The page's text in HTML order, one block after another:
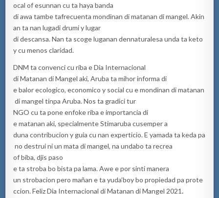
ocal of esunnan cu ta haya banda
di awa tambe tafrecuenta mondinan di matanan di mangel. Akin
an ta nan lugadi drumi y lugar
di descansa. Nan ta scoge luganan dennaturalesa unda ta keto
y cu menos claridad.
DNM ta convenci cu riba e Dia Internacional
di Matanan di Mangel aki, Aruba ta mihor informa di
e balor ecologico, economico y social cu e mondinan di matanan
di mangel tinpa Aruba. Nos ta gradici tur
NGO cu ta pone enfoke riba e importancia di
e matanan aki, specialmente Stimaruba cusemper a
duna contribucion y guia cu nan experticio. E yamada ta keda pa
no destrui ni un mata di mangel, na undabo ta recrea
of biba, djis paso
e ta stroba bo bista pa lama. Awe e por sinti manera
un strobacion pero mañan e ta yuda’boy bo propiedad pa prote
ccion. Feliz Dia Internacional di Matanan di Mangel 2021.